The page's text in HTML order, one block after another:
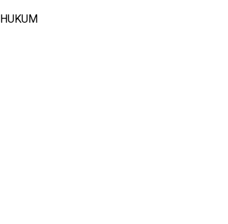
HUKUM